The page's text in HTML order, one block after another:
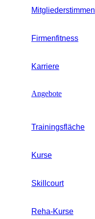
Mitgliederstimmen
Firmenfitness
Karriere
Angebote
Trainingsfläche
Kurse
Skillcourt
Reha-Kurse